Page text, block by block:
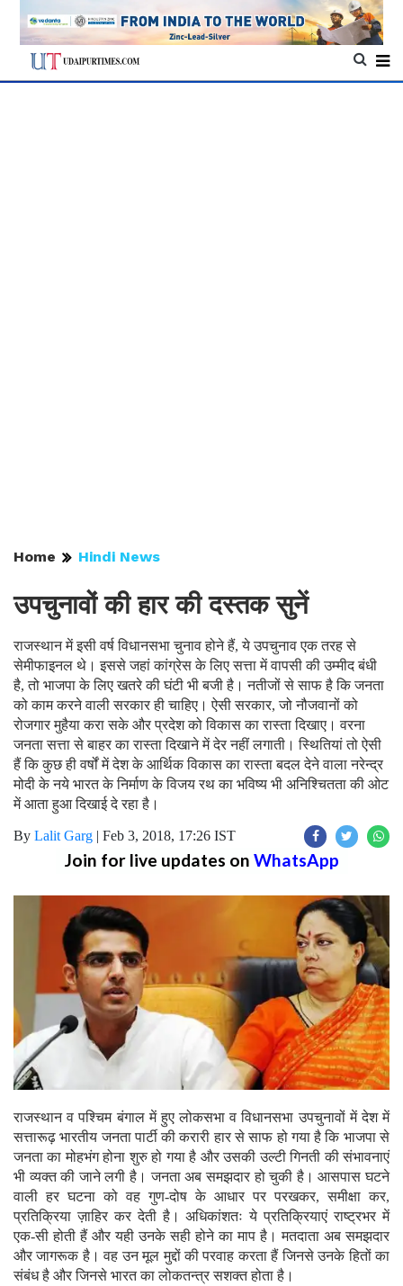
Home Hindi News
उपचुनावों की हार की दस्तक सुनें
राजस्थान में इसी वर्ष विधानसभा चुनाव होने हैं, ये उपचुनाव एक तरह से
सेमीफाइनल थे। इससे जहां कांग्रेस के लिए सत्ता में वापसी की उम्मीद बंधी
है, तो भाजपा के लिए खतरे की घंटी भी बजी है। नतीजों से साफ है कि जनता
को काम करने वाली सरकार ही चाहिए। ऐसी सरकार, जो नौजवानों को
रोजगार मुहैया करा सके और प्रदेश को विकास का रास्ता दिखाए। वरना
जनता सत्ता से बाहर का रास्ता दिखाने में देर नहीं लगाती। स्थितियां तो ऐसी
हैं कि कुछ ही वर्षों में देश के आर्थिक विकास का रास्ता बदल देने वाला नरेन्द्र
मोदी के नये भारत के निर्माण के विजय रथ का भविष्य भी अनिश्चितता की ओट
में आता हुआ दिखाई दे रहा है।
By Lalit Garg | Feb 3, 2018, 17:26 IST
Join for live updates on WhatsApp
राजस्थान व पश्चिम बंगाल में हुए लोकसभा व विधानसभा उपचुनावों में देश में
सत्तारूढ़ भारतीय जनता पार्टी की करारी हार से साफ हो गया है कि भाजपा से
जनता का मोहभंग होना शुरु हो गया है और उसकी उल्टी गिनती की संभावनाएं
भी व्यक्त की जाने लगी है। जनता अब समझदार हो चुकी है। आसपास घटने
वाली हर घटना को वह गुण-दोष के आधार पर परखकर, समीक्षा कर,
प्रतिक्रिया ज़ाहिर कर देती है। अधिकांशतः ये प्रतिक्रियाएं राष्ट्रभर में
एक-सी होती हैं और यही उनके सही होने का माप है। मतदाता अब समझदार
और जागरूक है। वह उन मूल मुद्दों की परवाह करता हैं जिनसे उनके हितों का
संबंध है और जिनसे भारत का लोकतन्त्र सशक्त होता है।